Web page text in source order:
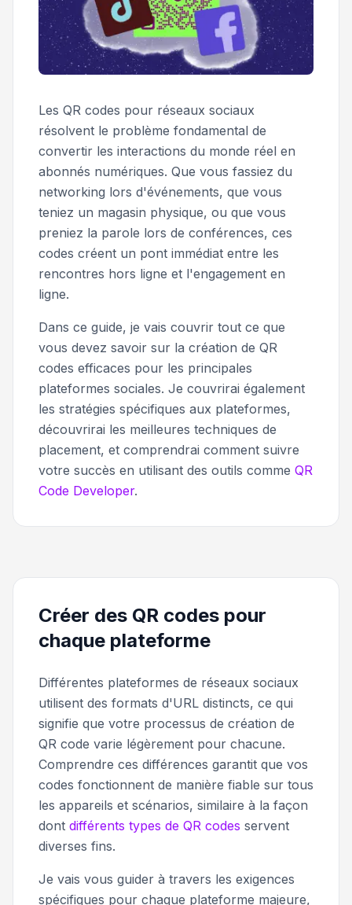
Les QR codes pour réseaux sociaux
résolvent le problème fondamental de
convertir les interactions du monde réel en
abonnés numériques. Que vous fassiez du
networking lors d'événements, que vous
teniez un magasin physique, ou que vous
preniez la parole lors de conférences, ces
codes créent un pont immédiat entre les
rencontres hors ligne et l'engagement en
ligne.
Dans ce guide, je vais couvrir tout ce que
vous devez savoir sur la création de QR
codes efficaces pour les principales
plateformes sociales. Je couvrirai également
les stratégies spécifiques aux plateformes,
découvrirai les meilleures techniques de
placement, et comprendrai comment suivre
votre succès en utilisant des outils comme QR
Code Developer.
Créer des QR codes pour
chaque plateforme
Différentes plateformes de réseaux sociaux
utilisent des formats d'URL distincts, ce qui
signifie que votre processus de création de
QR code varie légèrement pour chacune.
Comprendre ces différences garantit que vos
codes fonctionnent de manière fiable sur tous
les appareils et scénarios, similaire à la façon
dont différents types de QR codes servent
diverses fins.
Je vais vous guider à travers les exigences
spécifiques pour chaque plateforme majeure,